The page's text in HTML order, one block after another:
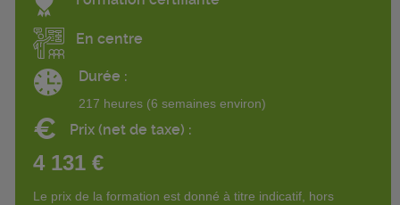
En centre
Durée :
217 heures (6 semaines environ)
€ Prix (net de taxe) :
4 131 €
Le prix de la formation est donné à titre indicatif, hors